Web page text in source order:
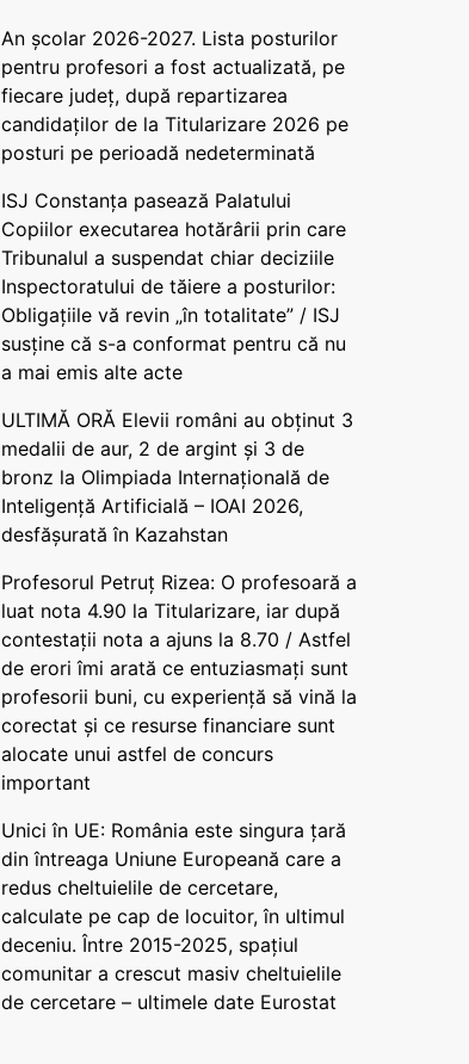
An școlar 2026-2027. Lista posturilor
pentru profesori a fost actualizată, pe
fiecare județ, după repartizarea
candidaților de la Titularizare 2026 pe
posturi pe perioadă nedeterminată
ISJ Constanța pasează Palatului
Copiilor executarea hotărârii prin care
Tribunalul a suspendat chiar deciziile
Inspectoratului de tăiere a posturilor:
Obligațiile vă revin „în totalitate” / ISJ
susține că s-a conformat pentru că nu
a mai emis alte acte
ULTIMĂ ORĂ Elevii români au obținut 3
medalii de aur, 2 de argint și 3 de
bronz la Olimpiada Internațională de
Inteligență Artificială – IOAI 2026,
desfășurată în Kazahstan
Profesorul Petruț Rizea: O profesoară a
luat nota 4.90 la Titularizare, iar după
contestații nota a ajuns la 8.70 / Astfel
de erori îmi arată ce entuziasmați sunt
profesorii buni, cu experiență să vină la
corectat și ce resurse financiare sunt
alocate unui astfel de concurs
important
Unici în UE: România este singura țară
din întreaga Uniune Europeană care a
redus cheltuielile de cercetare,
calculate pe cap de locuitor, în ultimul
deceniu. Între 2015-2025, spațiul
comunitar a crescut masiv cheltuielile
de cercetare – ultimele date Eurostat